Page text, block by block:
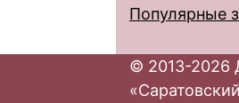
Популярные
© 2013-2026